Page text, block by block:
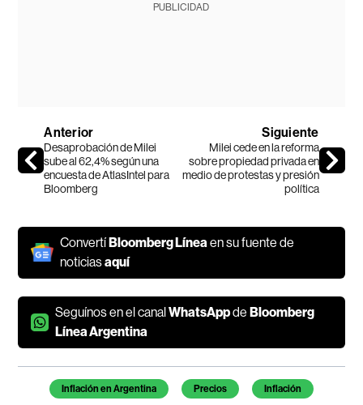
PUBLICIDAD
Anterior
Desaprobación de Milei
sube al 62,4% según una
encuesta de AtlasIntel para
Bloomberg
Siguiente
Milei cede en la reforma
sobre propiedad privada en
medio de protestas y presión
política
ConvertíBloomberg Línea en su fuente de
noticiasaquí
Seguínos en el canalWhatsAppdeBloomberg
Línea Argentina
Temas de este artículo
Inflación en Argentina Precios Inflación